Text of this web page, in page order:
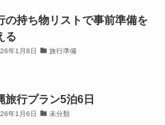
の持ち物リストで事前準備を
る
年1月8日 旅行準備
旅行プラン5泊6日
年1月6日 未分類